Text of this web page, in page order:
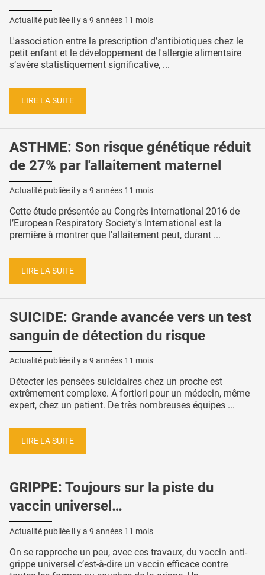
Actualité publiée il y a 9 années 11 mois
L'association entre la prescription d’antibiotiques chez le
petit enfant et le développement de l'allergie alimentaire
s’avère statistiquement significative, ...
LIRE LA SUITE
ASTHME: Son risque génétique réduit
de 27% par l'allaitement maternel
Actualité publiée il y a 9 années 11 mois
Cette étude présentée au Congrès international 2016 de
l’European Respiratory Society's International est la
première à montrer que l'allaitement peut, durant ...
LIRE LA SUITE
SUICIDE: Grande avancée vers un test
sanguin de détection du risque
Actualité publiée il y a 9 années 11 mois
Détecter les pensées suicidaires chez un proche est
extrêmement complexe. A fortiori pour un médecin, même
expert, chez un patient. De très nombreuses équipes ...
LIRE LA SUITE
GRIPPE: Toujours sur la piste du
vaccin universel…
Actualité publiée il y a 9 années 11 mois
On se rapproche un peu, avec ces travaux, du vaccin anti-
grippe universel c’est-à-dire un vaccin efficace contre